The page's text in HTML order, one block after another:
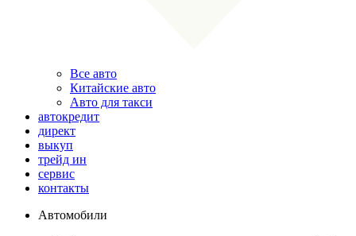
Все авто
Китайские авто
Авто для такси
автокредит
директ
выкуп
трейд ин
сервис
контакты
Автомобили